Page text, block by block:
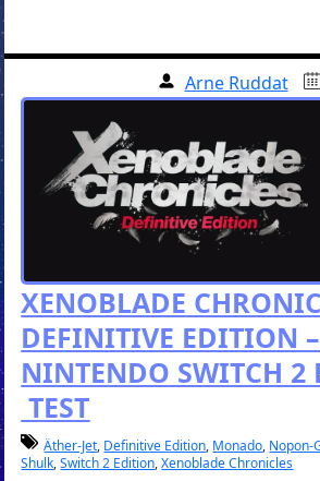
Arne Ruddat
XENOBLADE
DEFINITIVE EDITION –
NINTENDO SWITCH 2
TEST
Äther-Jet, Definitive Edition, Monado, Nopon-
Shulk,Switch 2 Edition,Xenoblade Chronicles